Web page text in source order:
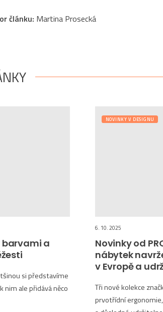
článku: Martina Prosecká
barvami a
si představíme
nim ale přidává něco
NOVINKY V DESIGNU
6. 10. 2025
Novinky od
nábytek
v Evropě a
Tři nové kolekce
prvotřídní